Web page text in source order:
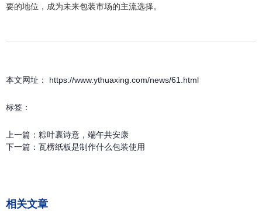
要的地位，成为未来包装市场的主流选择。
本文网址： https://www.ythuaxing.com/news/61.html
标签：
上一篇： 粽叶裹诗意，端午共安康
下一篇： 瓦楞纸板是制作什么包装使用
相关文章